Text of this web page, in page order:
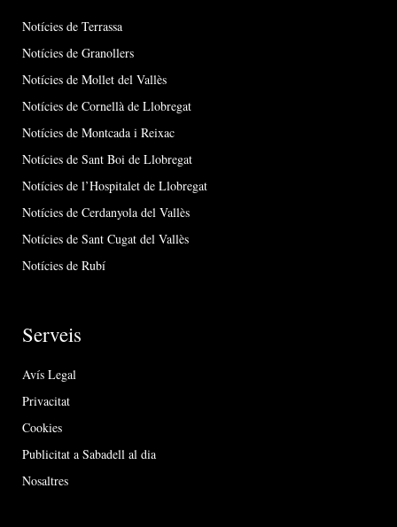
Notícies de Terrassa
Notícies de Granollers
Notícies de Mollet del Vallès
Notícies de Cornellà de Llobregat
Notícies de Montcada i Reixac
Notícies de Sant Boi de Llobregat
Notícies de l’Hospitalet de Llobregat
Notícies de Cerdanyola del Vallès
Notícies de Sant Cugat del Vallès
Notícies de Rubí
Serveis
Avís Legal
Privacitat
Cookies
Publicitat a Sabadell al dia
Nosaltres